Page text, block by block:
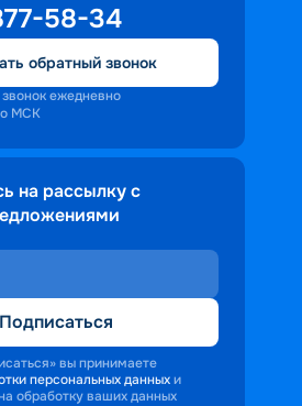
58-34
обратный звонок
ежедневно
МСК
на рассылку с
Подписаться
вы принимаете
персональных данных и
обработку ваших данных